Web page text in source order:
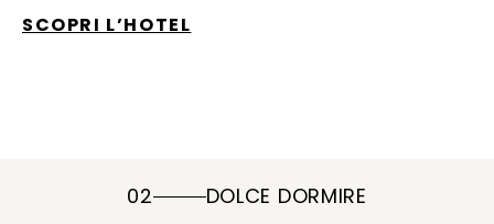
SCOPRI L’HOTEL
02 DOLCE DORMIRE